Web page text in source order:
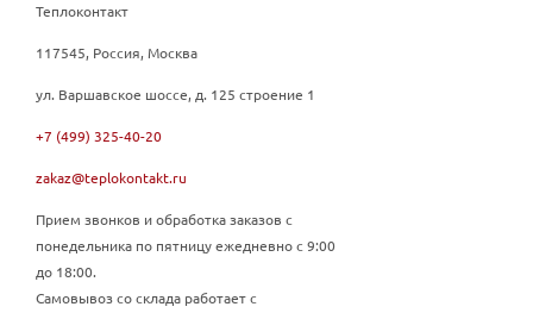
Теплоконтакт
117545, Россия, Москва
ул. Варшавское шоссе, д. 125 строение 1
+7 (499) 325-40-20
zakaz@teplokontakt.ru
Прием звонков и обработка заказов с
понедельника по пятницу ежедневно с 9:00
до 18:00.
Самовывоз со склада работает с